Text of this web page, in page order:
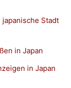
Stadt
in Japan
in Japan